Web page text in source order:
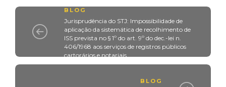
BLOG
Jurisprudência do STJ: Impossibilidade de
aplicação da sistemática de recolhimento de
ISS prevista no § 1º do art. 9º do dec.-lei n.
406/1968 aos serviços de registros públicos
cartorários e notariais
BLOG